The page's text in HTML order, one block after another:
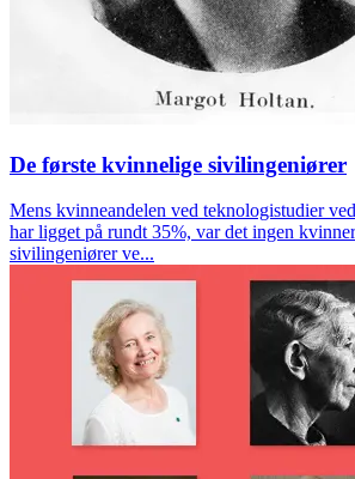
De første kvinnelige sivilingeniører
Mens kvinneandelen ved teknologistudier
har ligget på rundt 35%, var det ingen
sivilingeniører ve...